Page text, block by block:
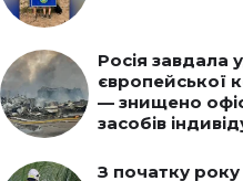
Росія завдала
європейської
— знищено
засобів
З початку